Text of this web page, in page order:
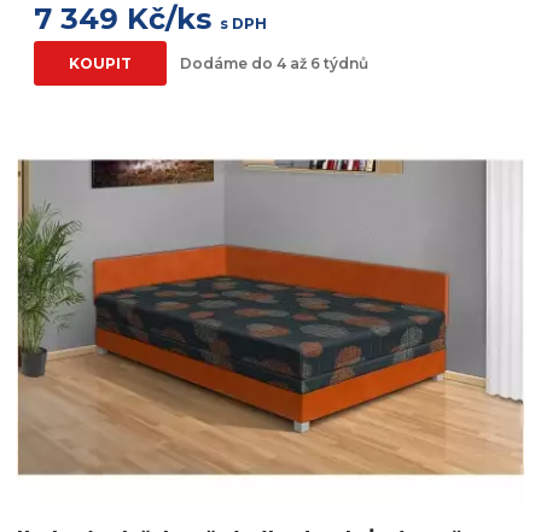
7 349 Kč/ks s DPH
KOUPIT Dodáme do 4 až 6 týdnů